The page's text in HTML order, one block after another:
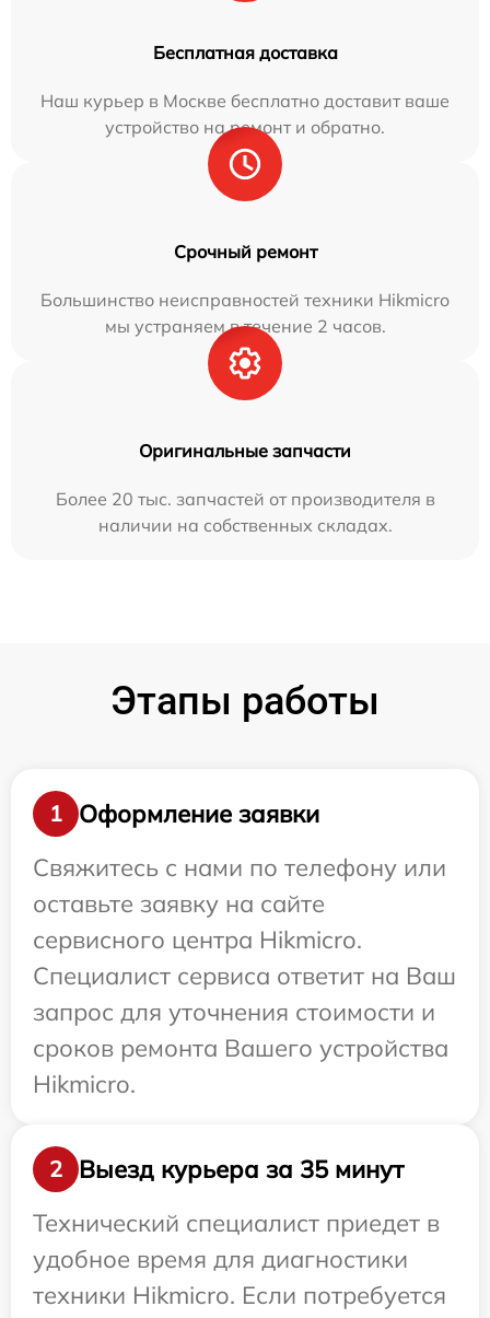
Бесплатная доставка
Наш курьер в Москве бесплатно доставит ваше
устройство на ремонт и обратно.
Срочный ремонт
Большинство неисправностей техники Hikmicro
мы устраняем в течение 2 часов.
Оригинальные запчасти
Более 20 тыс. запчастей от производителя в
наличии на собственных складах.
Этапы работы
1
Оформление заявки
Свяжитесь с нами по телефону или
оставьте заявку на сайте
сервисного центра Hikmicro.
Специалист сервиса ответит на Ваш
запрос для уточнения стоимости и
сроков ремонта Вашего устройства
Hikmicro.
2
Выезд курьера за 35 минут
Технический специалист приедет в
удобное время для диагностики
техники Hikmicro. Если потребуется